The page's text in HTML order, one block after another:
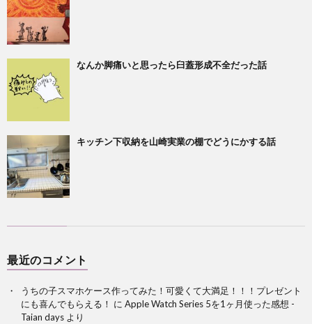
なんか脚痛いと思ったら臼蓋形成不全だった話
キッチン下収納を山崎実業の棚でどうにかする話
最近のコメント
うちの子スマホケース作ってみた！可愛くて大満足！！！プレゼント
にも喜んでもらえる！ に Apple Watch Series 5を1ヶ月使った感想 -
Taian days より